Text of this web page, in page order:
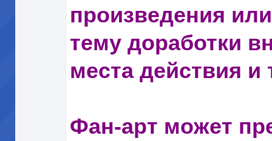
произведения
тему доработки
места действия и
Фан-арт может